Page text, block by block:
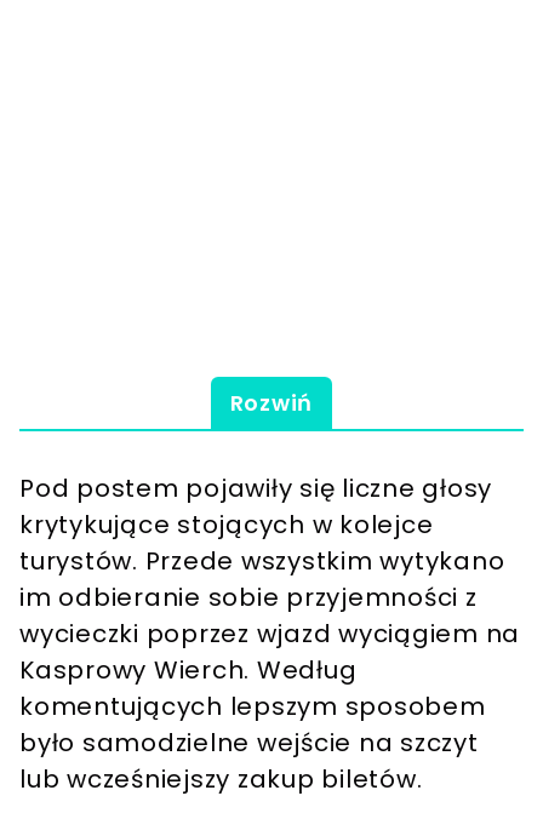
Rozwiń
Pod postem pojawiły się liczne głosy
krytykujące stojących w kolejce
turystów. Przede wszystkim wytykano
im odbieranie sobie przyjemności z
wycieczki poprzez wjazd wyciągiem na
Kasprowy Wierch. Według
komentujących lepszym sposobem
było samodzielne wejście na szczyt
lub wcześniejszy zakup biletów.